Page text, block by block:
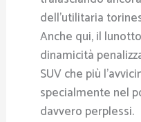
dell’utilitaria
Anche qui, il
dinamicità
SUV che più
specialmente nel
davvero perplessi.